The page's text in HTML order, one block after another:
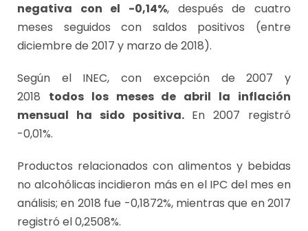
negativa con el -0,14%, después de cuatro
meses seguidos con saldos positivos (entre
diciembre de 2017 y marzo de 2018).
Según el INEC, con excepción de 2007 y
2018 todos los meses de abril la inflación
mensual ha sido positiva.En 2007 registró
-0,01%.
Productos relacionados con alimentos y bebidas
no alcohólicas incidieron más en el IPC del mes en
análisis; en 2018 fue -0,1872%, mientras que en 2017
registró el 0,2508%.